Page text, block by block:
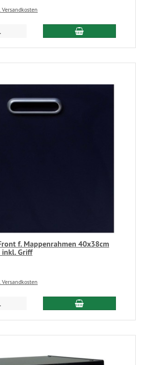
Versandkosten
f. Mappenrahmen 40x38cm
Griff
Versandkosten